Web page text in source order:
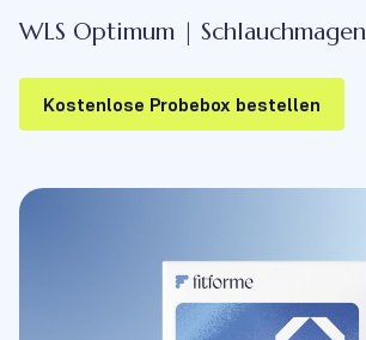
WLS Optimum | Schlauchmagen
Kostenlose Probebox bestellen